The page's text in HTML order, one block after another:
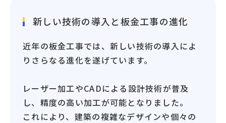
新しい技術の導入と板金工事の進化
近年の板金工事では、新しい技術の導入によ
りさらなる進化を遂げています。
レーザー加工やCADによる設計技術が普及
し、精度の高い加工が可能となりました。
これにより、建築の複雑なデザインや個々の